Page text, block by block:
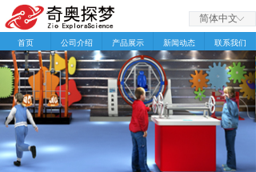
ꀅ
简体中文
首页 公司介绍 产品展示 新闻动态 联系我们